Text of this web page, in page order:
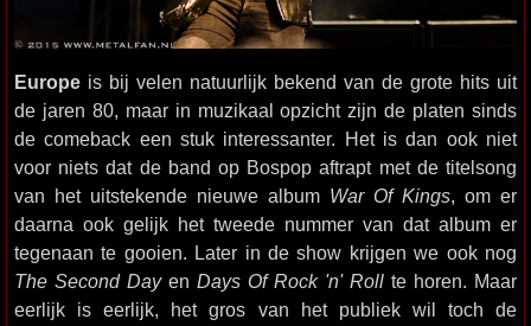
Europe is bij velen natuurlijk bekend van de grote hits uit
de jaren 80, maar in muzikaal opzicht zijn de platen sinds
de comeback een stuk interessanter. Het is dan ook niet
voor niets dat de band op Bospop aftrapt met de titelsong
van het uitstekende nieuwe album War Of Kings, om er
daarna ook gelijk het tweede nummer van dat album er
tegenaan te gooien. Later in de show krijgen we ook nog
The Second Dayen Days Of Rock 'n' Roll te horen. Maar
eerlijk is eerlijk, het gros van het publiek wil toch de